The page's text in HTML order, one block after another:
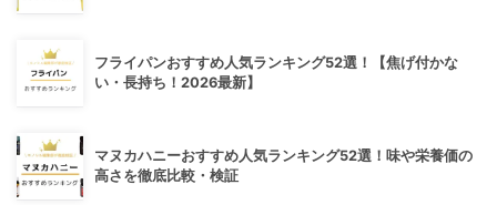
フライパンおすすめ人気ランキング52選！【焦げ付かな
い・長持ち！2026最新】
マヌカハニーおすすめ人気ランキング52選！味や栄養価の
高さを徹底比較・検証